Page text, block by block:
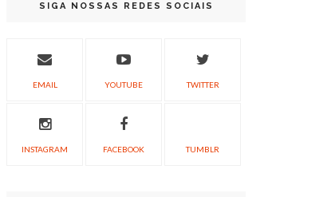
SIGA NOSSAS REDES SOCIAIS
EMAIL YOUTUBE TWITTER
INSTAGRAM FACEBOOK TUMBLR